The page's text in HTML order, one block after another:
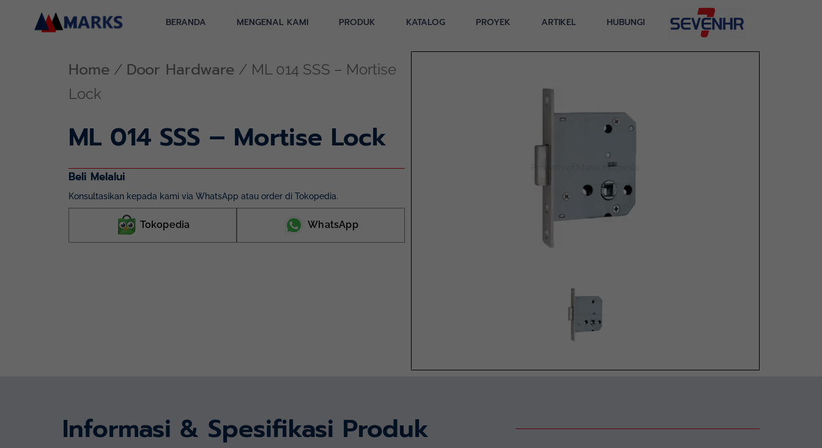
BERANDA MENGENAL KAMI PRODUK KATALOG PROYEK ARTIKEL HUBUNGI
Home / Door Hardware / ML 014 SSS – Mortise
Lock
ML 014 SSS – Mortise Lock
Beli Melalui
Konsultasikan kepada kami via WhatsApp atau order di Tokopedia.
Tokopedia WhatsApp
Informasi & Spesifikasi Produk